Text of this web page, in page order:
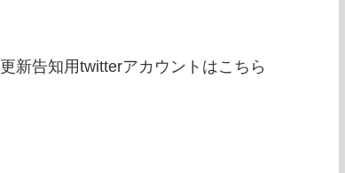
更新告知用twitterアカウントはこちら